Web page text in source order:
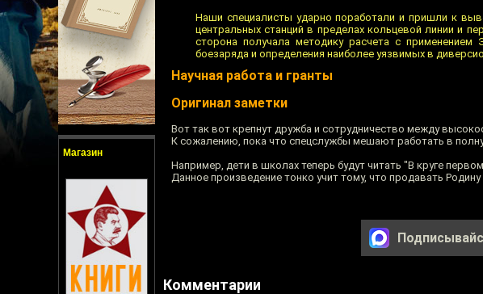
Магазин
Наши специалисты ударно поработали и пришли к
центральных станций в пределах кольцевой линии и
сторона получала методику расчета с
боезаряда и определения наиболее уязвимых в
Научная работа и гранты
Оригинал заметки
Вот так вот крепнут дружба и сотрудничество между
К сожалению, пока что спецслужбы мешают работать в
Например, дети в школах теперь будут читать "В круге
Данное произведение тонко учит тому, что продавать
Комментарии